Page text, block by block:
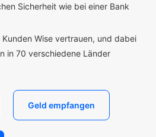
Sicherheit wie bei einer Bank
Wise vertrauen, und dabei
in 70 verschiedene Länder
Geld empfangen